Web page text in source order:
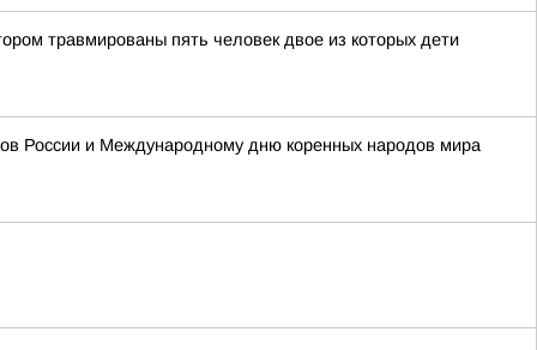
травмированы пять человек двое из которых дети
России и Международному дню коренных народов мира